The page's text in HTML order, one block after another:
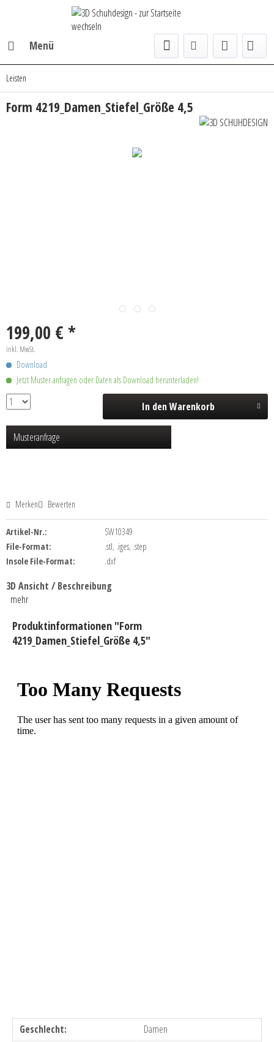
Menü
Leisten
Form 4219_Damen_Stiefel_Größe 4,5
199,00 € *
inkl. MwSt.
Download
Jetzt Muster anfragen oder Daten als Download herunterladen!
In denWarenkorb
Musteranfrage
Merken Bewerten
Artikel-Nr.:
SW10349
File-Format:
.stl, .iges, .step
Insole File-Format:
.dxf
3D Ansicht / Beschreibung
mehr
Produktinformationen "Form
4219_Damen_Stiefel_Größe 4,5"
Geschlecht:
Damen